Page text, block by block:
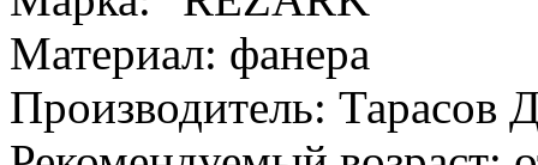
Материал: фанера
Производитель: Тарасов